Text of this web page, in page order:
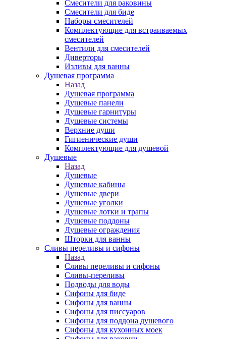
Смесители для раковины
Смесители для биде
Наборы смесителей
Комплектующие для встраиваемых
смесителей
Вентили для смесителей
Диверторы
Изливы для ванны
Душевая программа
Назад
Душевая программа
Душевые панели
Душевые гарнитуры
Душевые системы
Верхние души
Гигиенические души
Комплектующие для душевой
Душевые
Назад
Душевые
Душевые кабины
Душевые двери
Душевые уголки
Душевые лотки и трапы
Душевые поддоны
Душевые ограждения
Шторки для ванны
Сливы переливы и сифоны
Назад
Сливы переливы и сифоны
Сливы-переливы
Подводы для воды
Сифоны для биде
Сифоны для ванны
Сифоны для писсуаров
Сифоны для поддона душевого
Сифоны для кухонных моек